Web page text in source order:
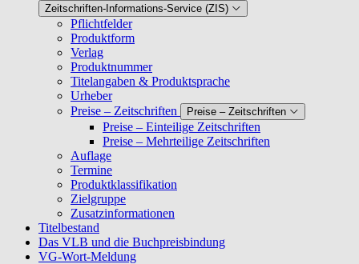
Zeitschriften-Informations-Service (ZIS)
Pflichtfelder
Produktform
Verlag
Produktnummer
Titelangaben & Produktsprache
Urheber
Preise – Zeitschriften
Preise – Zeitschriften
Preise – Einteilige Zeitschriften
Preise – Mehrteilige Zeitschriften
Auflage
Termine
Produktklassifikation
Zielgruppe
Zusatzinformationen
Titelbestand
Das VLB und die Buchpreisbindung
VG-Wort-Meldung